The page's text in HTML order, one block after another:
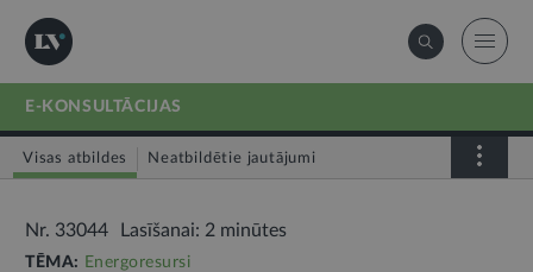
E-KONSULTĀCIJAS
Visas atbildes Neatbildētie jautājumi
Nr. 33044 Lasīšanai: 2 minūtes
TĒMA: Energoresursi